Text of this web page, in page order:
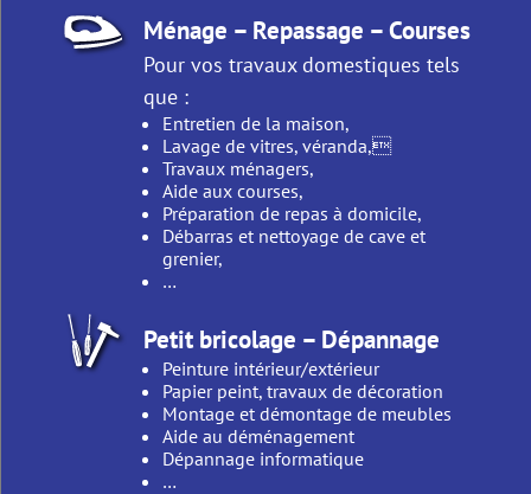
Ménage – Repassage – Courses
Pour vos travaux domestiques tels
que :
Entretien de la maison,
Lavage de vitres, véranda,
Travaux ménagers,
Aide aux courses,
Préparation de repas à domicile,
Débarras et nettoyage de cave et
grenier,
…
Petit bricolage – Dépannage
Peinture intérieur/extérieur
Papier peint, travaux de décoration
Montage et démontage de meubles
Aide au déménagement
Dépannage informatique
…